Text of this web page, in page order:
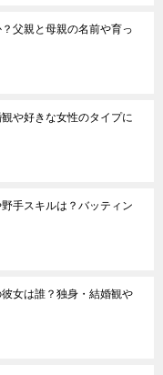
父親と母親の名前や育っ
や好きな女性のタイプに
手スキルは？バッティン
女は誰？独身・結婚観や